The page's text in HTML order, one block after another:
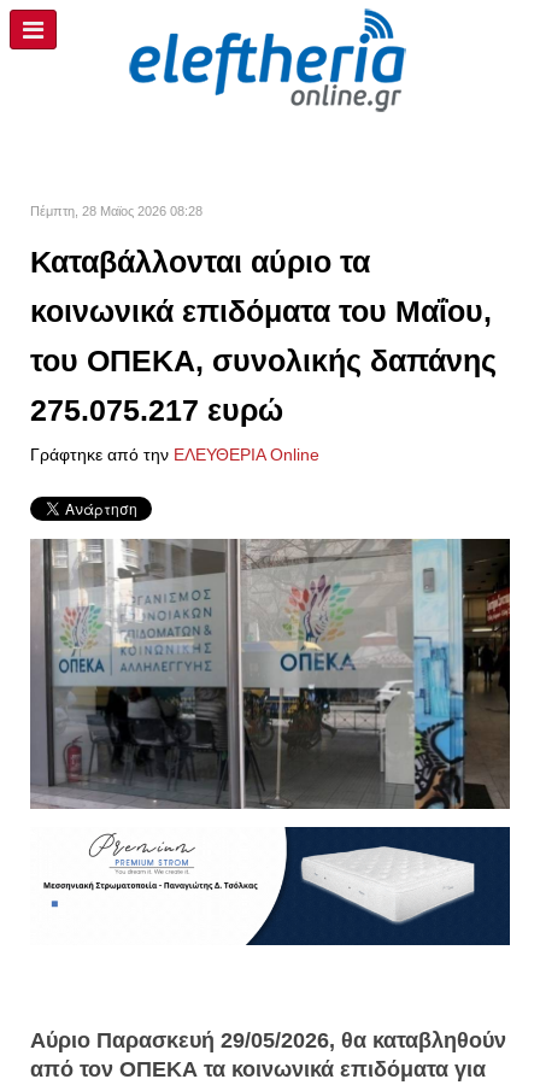
Πέμπτη, 28 Μαϊος 2026 08:28
Καταβάλλονται αύριο τα
κοινωνικά επιδόματα του Μαΐου,
του ΟΠΕΚΑ, συνολικής δαπάνης
275.075.217 ευρώ
Γράφτηκε από την ΕΛΕΥΘΕΡΙΑ Online
Αύριο Παρασκευή 29/05/2026, θα καταβληθούν
από τον ΟΠΕΚΑ τα κοινωνικά επιδόματα για